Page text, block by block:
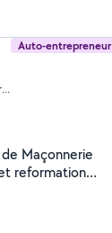
Auto-entrepreneur
La Baume-de-Transit (La Baume-de-Transit)
Maçonnerie